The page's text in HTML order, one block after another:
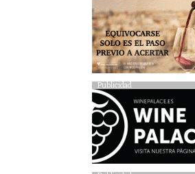
Publicidad